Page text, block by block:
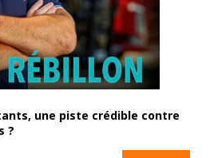
une piste crédible contre
?